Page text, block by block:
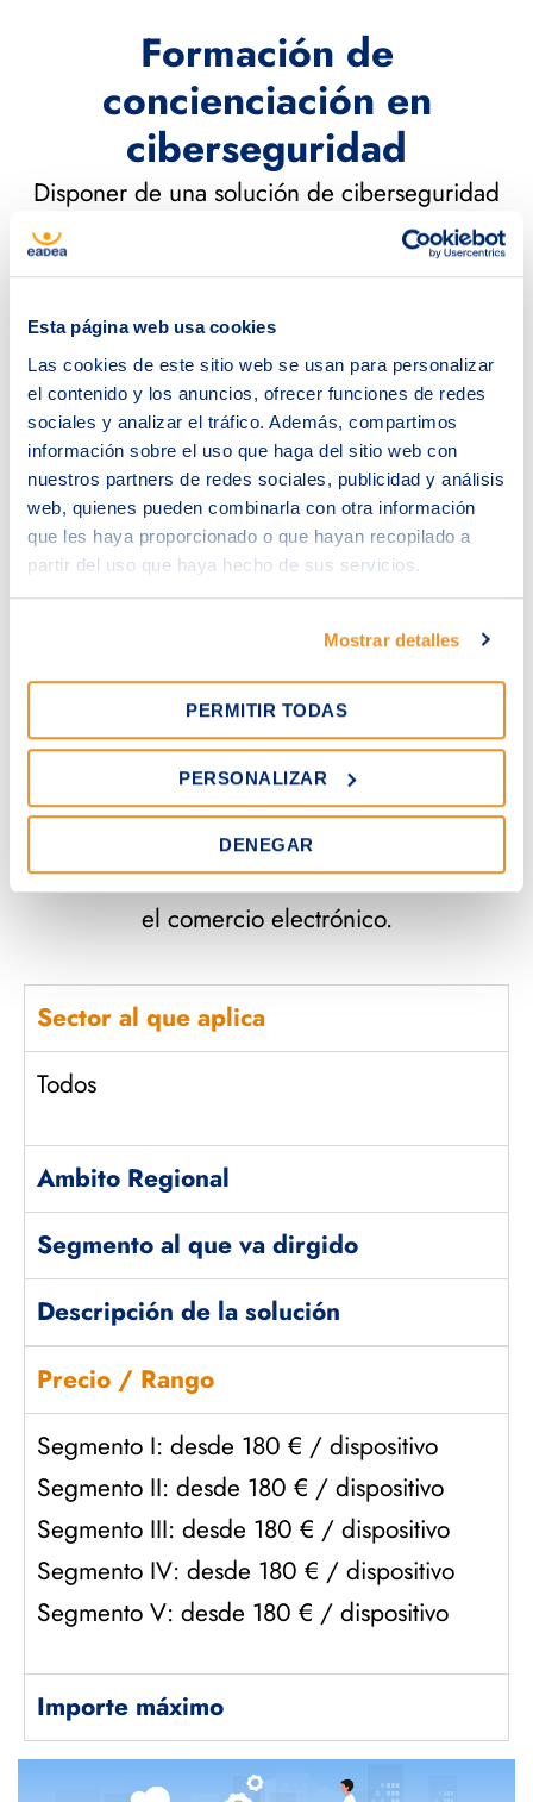
Esta página web usa cookies
Las cookies de este sitio web se usan para personalizar
el contenido y los anuncios, ofrecer funciones de redes
sociales y analizar el tráfico. Además, compartimos
información sobre el uso que haga del sitio web con
nuestros partners de redes sociales, publicidad y análisis
web, quienes pueden combinarla con otra información
que les haya proporcionado o que hayan recopilado a
partir del uso que haya hecho de sus servicios.
Mostrar detalles
PERMITIR TODAS
PERSONALIZAR
DENEGAR
Formación de
concienciación en
ciberseguridad
Disponer de una solución de ciberseguridad
que consiste en un servicio gestionado y unas
herramientas de software no es lo único que
necesitas. Tus usuarios deben estar formados
en seguridad, porque muchos problemas se
pueden evitar si en su día a día toman algunas
medidas de autoprotección.
Ayudas
¡Transforma tus ventas con el Kit Digital y
nuestro Servicio de Asesoramiento en Ventas
Digitales! Solicita más información y descubre
cómo podemos ayudarte a alcanzar el éxito en
el comercio electrónico.
Sector al que aplica
Todos
Ambito Regional
Segmento al que va dirgido
Descripción de la solución
Precio / Rango
Segmento I: desde 180 € / dispositivo
Segmento II: desde 180 € / dispositivo
Segmento III: desde 180 € / dispositivo
Segmento IV: desde 180 € / dispositivo
Segmento V: desde 180 € / dispositivo
Importe máximo